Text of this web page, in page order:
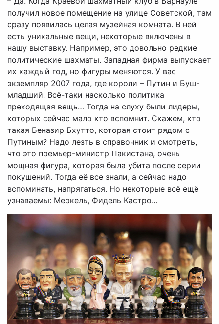
получил новое помещение на улице Советской, там
сразу появилась целая музейная комната. В ней
есть уникальные вещи, некоторые включены в
нашу выставку. Например, это довольно редкие
политические шахматы. Западная фирма выпускает
их каждый год, но фигуры меняются. У вас
экземпляр 2007 года, где короли – Путин и Буш-
младший. Всё-таки насколько политика
преходящая вещь… Тогда на слуху были лидеры,
которых сейчас мало кто вспомнит. Скажем, кто
такая Беназир Бхутто, которая стоит рядом с
Путиным? Надо лезть в справочник и смотреть,
что это премьер-министр Пакистана, очень
мощная фигура, которая была убита после серии
покушений. Тогда её все знали, а сейчас надо
вспоминать, напрягаться. Но некоторые всё ещё
узнаваемы: Меркель, Фидель Кастро…